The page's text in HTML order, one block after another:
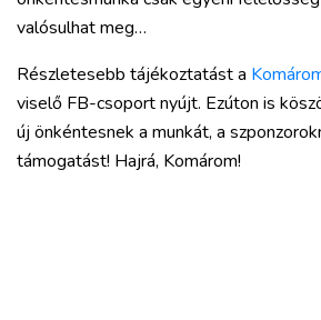
valósulhat meg…
Részletesebb tájékoztatást a
viselő FB-csoport nyújt. Ezúton is
új önkéntesnek a munkát, a
támogatást! Hajrá, Komárom!